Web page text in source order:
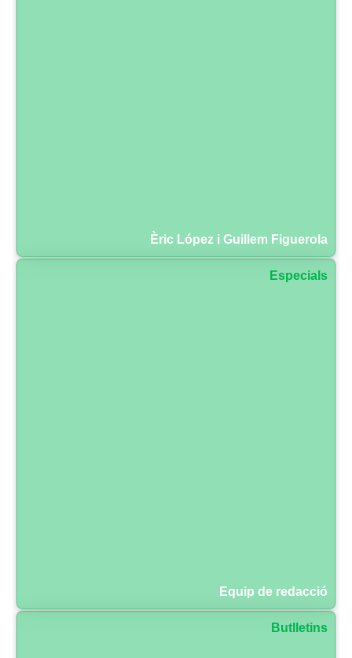
Èric López i Guillem Figuerola
Especials
Equip de redacció
Butlletins